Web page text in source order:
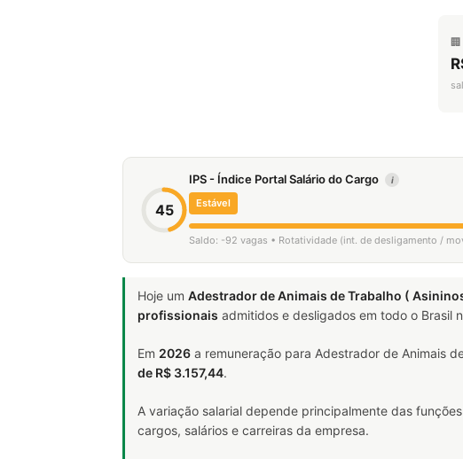
45
IPS - Índice Portal Salário do Cargo i
Estável
Saldo: -92 vagas • Rotatividade (int. de desligamento /
Hoje um Adestrador de Animais de Trabalho (
profissionais admitidos e desligados em todo o Brasil
Em 2026 a remuneração para Adestrador de Animais
de R$ 3.157,44.
A variação salarial depende principalmente das
cargos, salários e carreiras da empresa.